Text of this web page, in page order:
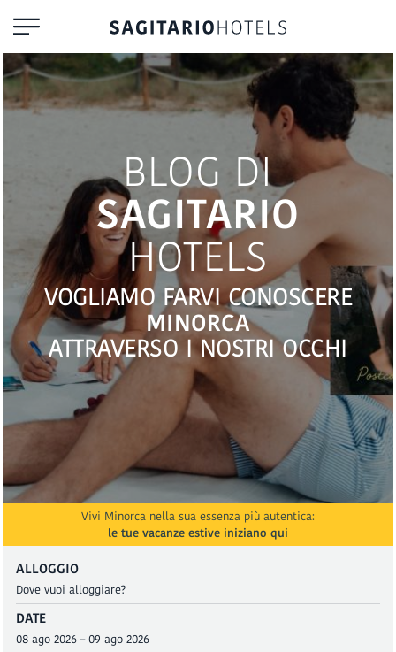
BLOG DI
SAGITARIO
HOTELS
VOGLIAMO FARVI CONOSCERE
MINORCA
ATTRAVERSO I NOSTRI OCCHI
Vivi Minorca nella sua essenza più autentica:
le tue vacanze estive iniziano qui
ALLOGGIO
DATE